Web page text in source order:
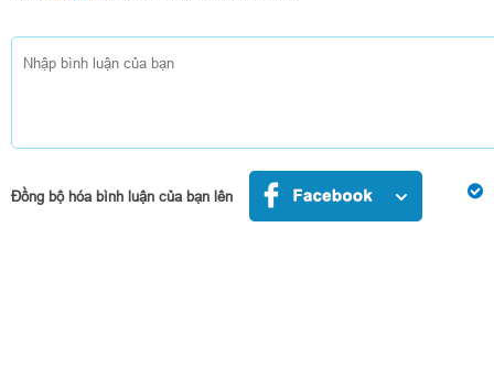
Đồng bộ hóa bình luận của bạn lên